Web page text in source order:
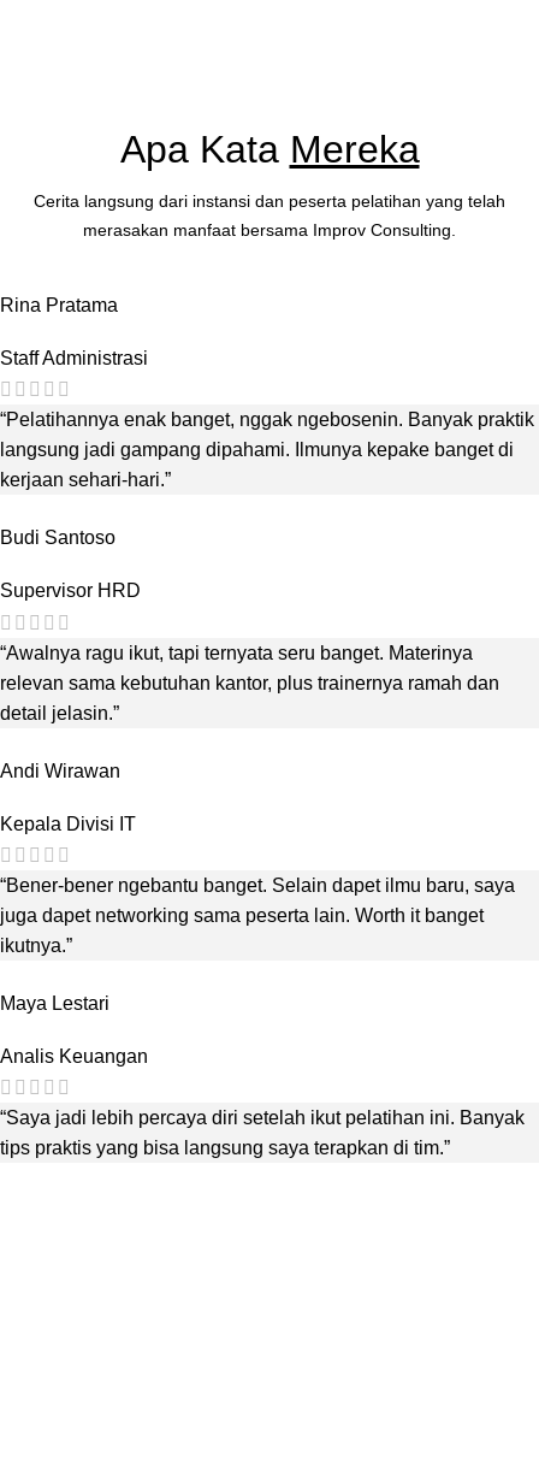
Apa Kata Mereka
Cerita langsung dari instansi dan peserta pelatihan yang telah
merasakan manfaat bersama Improv Consulting.
Rina Pratama
Staff Administrasi
“Pelatihannya enak banget, nggak ngebosenin. Banyak praktik
langsung jadi gampang dipahami. Ilmunya kepake banget di
kerjaan sehari-hari.”
Budi Santoso
Supervisor HRD
“Awalnya ragu ikut, tapi ternyata seru banget. Materinya
relevan sama kebutuhan kantor, plus trainernya ramah dan
detail jelasin.”
Andi Wirawan
Kepala Divisi IT
“Bener-bener ngebantu banget. Selain dapet ilmu baru, saya
juga dapet networking sama peserta lain. Worth it banget
ikutnya.”
Maya Lestari
Analis Keuangan
“Saya jadi lebih percaya diri setelah ikut pelatihan ini. Banyak
tips praktis yang bisa langsung saya terapkan di tim.”